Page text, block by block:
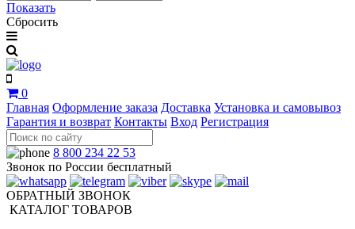
Показать
Сбросить
0
Главная Оформление заказа Доставка Установка и самовывоз
Гарантия и возврат Контакты Вход Регистрация
8 800 234 22 53
Звонок по России бесплатный
ОБРАТНЫЙ ЗВОНОК
КАТАЛОГ ТОВАРОВ